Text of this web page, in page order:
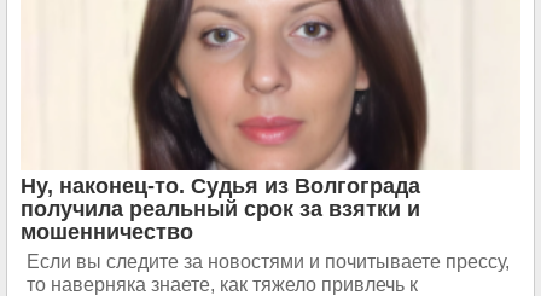
Ну, наконец-то. Судья из Волгограда
получила реальный срок за взятки и
мошенничество
Если вы следите за новостями и почитываете прессу,
то наверняка знаете, как тяжело привлечь к